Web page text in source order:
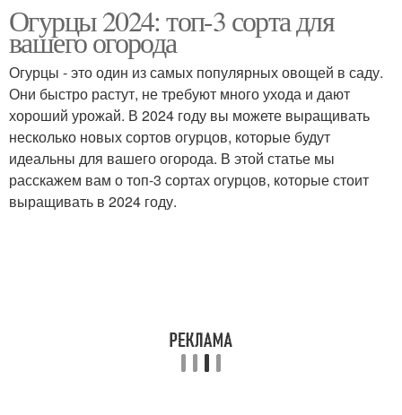
Огурцов перед
выбором
Сортовые огурцовы
Огурцов для северо-
запада
Огурцов для
ленинградской области
Огурцов в
Огурцы 2024: топ-3 сорта для
вашего огорода
Огурцы - это один из самых популярных овощей в саду.
Они быстро растут, не требуют много ухода и дают
хороший урожай. В 2024 году вы можете выращивать
несколько новых сортов огурцов, которые будут
идеальны для вашего огорода. В этой статье мы
расскажем вам о топ-3 сортах огурцов, которые стоит
выращивать в 2024 году.